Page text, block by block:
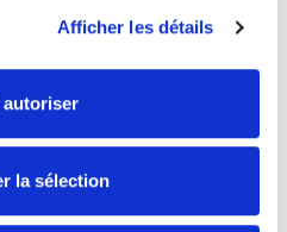
Afficher les détails
autoriser
la sélection